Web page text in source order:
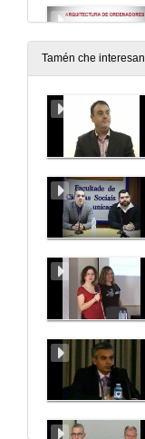
Tamén che interesan